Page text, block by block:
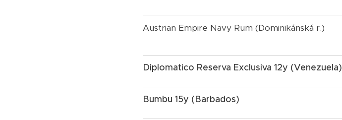
Austrian Empire Navy Rum (Dominikánská r.)
Diplomatico Reserva Exclusiva 12y (Venezuela)
Bumbu 15y (Barbados)